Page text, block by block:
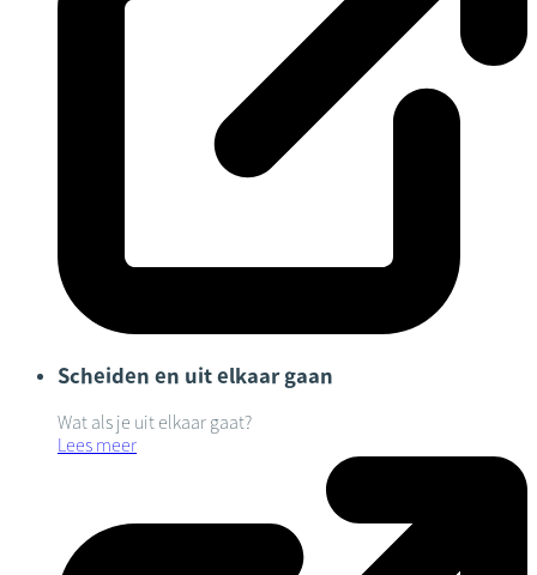
Scheiden en uit elkaar gaan
Wat als je uit elkaar gaat?
Lees meer